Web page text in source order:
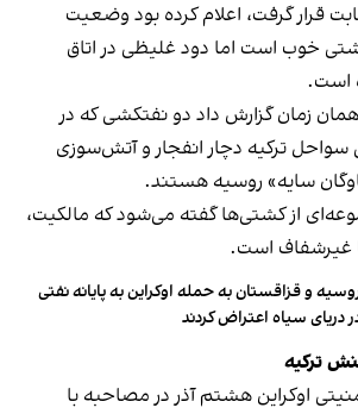
قرار گرفت، اعلام کرده بود وضعیت
خدمه کشتی خوب است اما دود غلیظی در اتاق
است.
همان زمان گزارش داد دو نفتکشی که در
سواحل ترکیه دچار انفجار و آتش‌سوزی
سایه» روسیه هستند.
از کشتی‌ها گفته می‌شود که مالکیت،
غیر‌شفاف است.
و قزاقستان به حمله اوکراین به پایانه نفتی
دریای سیاه اعتراض کردند
ترکیه
اوکراین هشتم آذر در مصاحبه با